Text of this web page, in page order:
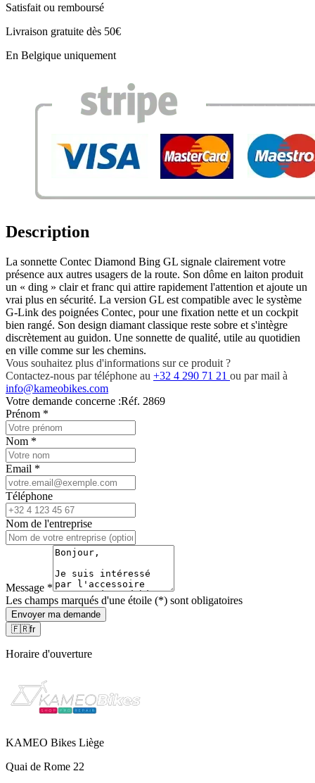
Satisfait ou remboursé
Livraison gratuite dès 50€
En Belgique uniquement
Description
La sonnette Contec Diamond Bing GL signale clairement votre
présence aux autres usagers de la route. Son dôme en laiton produit
un « ding » clair et franc qui attire rapidement l'attention et ajoute un
vrai plus en sécurité. La version GL est compatible avec le système
G-Link des poignées Contec, pour une fixation nette et un cockpit
bien rangé. Son design diamant classique reste sobre et s'intègre
discrètement au guidon. Une sonnette de qualité, utile au quotidien
en ville comme sur les chemins.
Vous souhaitez plus d'informations sur ce produit ?
Contactez-nous par téléphone au +32 4 290 71 21 ou par mail à
info@kameobikes.com
Votre demande concerne :Réf. 2869
Prénom *
Nom *
Email *
Téléphone
Nom de l'entreprise
Message *
Les champs marqués d'une étoile (*) sont obligatoires
Envoyer ma demande
🇫🇷fr
Horaire d'ouverture
KAMEO Bikes Liège
Quai de Rome 22